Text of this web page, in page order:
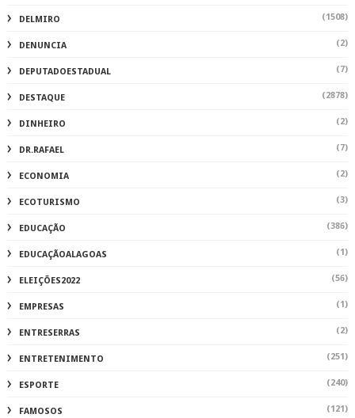
DELMIRO (1508)
DENUNCIA (2)
DEPUTADOESTADUAL (7)
DESTAQUE (2878)
DINHEIRO (2)
DR.RAFAEL (7)
ECONOMIA (2)
ECOTURISMO (3)
EDUCAÇÃO (386)
EDUCAÇÃOALAGOAS (1)
ELEIÇÕES2022 (56)
EMPRESAS (1)
ENTRESERRAS (2)
ENTRETENIMENTO (251)
ESPORTE (240)
FAMOSOS (121)